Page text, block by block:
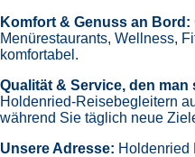
Komfort & Genuss an Bord:
Menürestaurants, Wellness,
komfortabel.
Qualität & Service, den
Holdenried-Reisebegleitern
während Sie täglich neue
Unsere Adresse: Holdenried